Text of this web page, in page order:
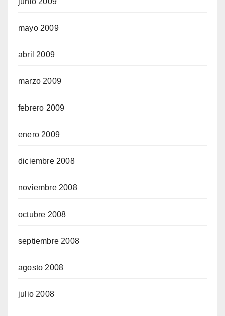
mayo 2009
abril 2009
marzo 2009
febrero 2009
enero 2009
diciembre 2008
noviembre 2008
octubre 2008
septiembre 2008
agosto 2008
julio 2008